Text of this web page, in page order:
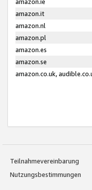
amazon.ie
amazon.it
amazon.nl
amazon.pl
amazon.es
amazon.se
amazon.co.uk,
Teilnahmevereinbarung
Nutzungsbestimmungen